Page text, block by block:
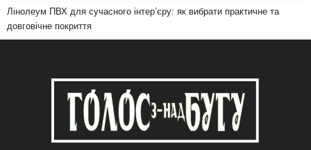
Лінолеум ПВХ для сучасного інтер’єру: як вибрати практичне та
довговічне покриття